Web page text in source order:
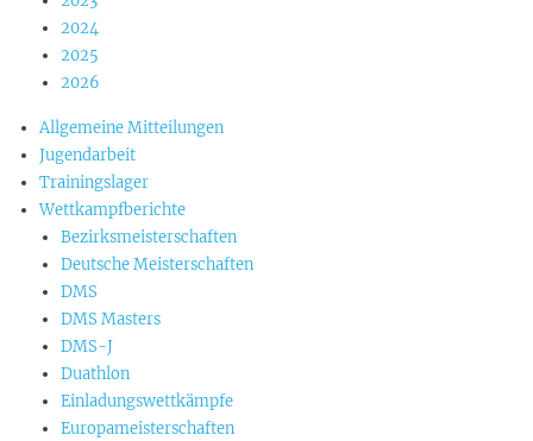
2024
2025
2026
Allgemeine Mitteilungen
Jugendarbeit
Trainingslager
Wettkampfberichte
Bezirksmeisterschaften
Deutsche Meisterschaften
DMS
DMS Masters
DMS-J
Duathlon
Einladungswettkämpfe
Europameisterschaften